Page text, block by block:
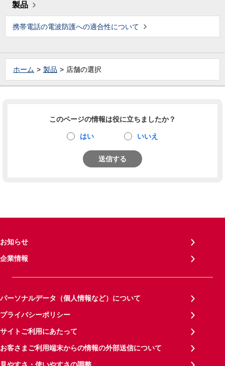
製品
携帯電話の電波防護への適合性について
ホーム 製品 店舗の選択
このページの情報は役に立ちましたか？
はい いいえ
送信する
お知らせ
企業情報
パーソナルデータ（個人情報など）について
プライバシーポリシー
サイトご利用にあたって
お客さまご利用端末からの情報の外部送信について